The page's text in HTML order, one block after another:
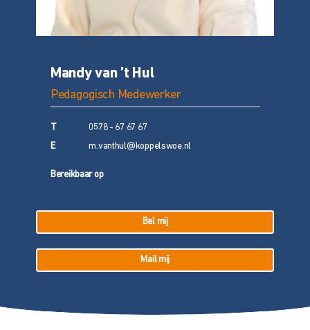
Mandy van ’t Hul
Pedagogisch Medewerker
0578 - 67 67 67
E m.vanthul@koppelswoe.nl
Bereikbaar op
Bel mij
Mail mij